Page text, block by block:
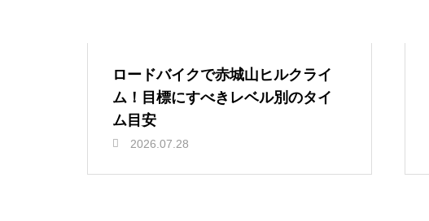
ロードバイクで赤城山ヒルクライ
ム！目標にすべきレベル別のタイ
ム目安
2026.07.28